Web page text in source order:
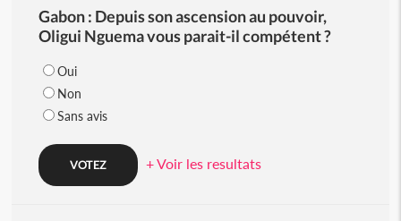
Gabon : Depuis son ascension au pouvoir,
Oligui Nguema vous parait-il compétent ?
Oui
Non
Sans avis
+ Voir les resultats